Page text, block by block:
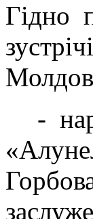
Гідно
-